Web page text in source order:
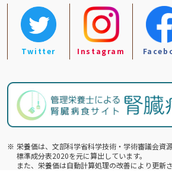
Twitter Instagram
※ 栄養価は、文部科学省科学技術・学術審議会資
標準成分表2020を元に算出しています。
また、栄養価は自動計算処理の改善により更新